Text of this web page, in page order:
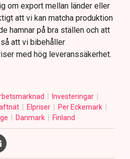
om export mellan länder eller
att vi kan matcha produktion
hamnar på bra ställen och att
att vi bibehåller
med hög leveranssäkerhet.
Investeringar
Elpriser
Per Eckemark
Danmark Finland